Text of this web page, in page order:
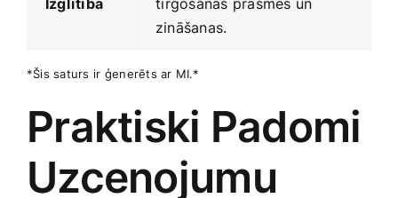
‌zināšanas.
*Šis saturs ⁢ir ģenerēts ar MI.*
Praktiski Padomi
Uzcenojumu